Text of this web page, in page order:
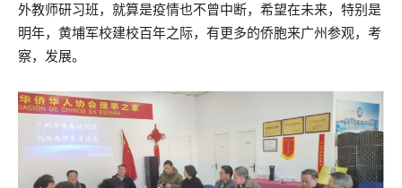
外教师研习班，就算是疫情也不曾中断，希望在未来，特别是
明年，黄埔军校建校百年之际，有更多的侨胞来广州参观，考
察，发展。